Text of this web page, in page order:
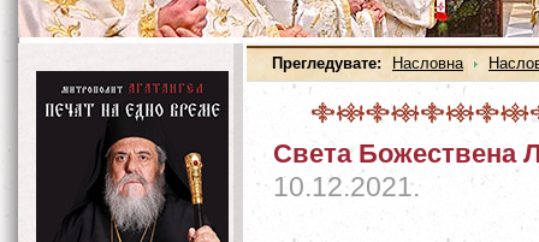
Прегледувате: Насловна
Света Божествена
10.12.2021.